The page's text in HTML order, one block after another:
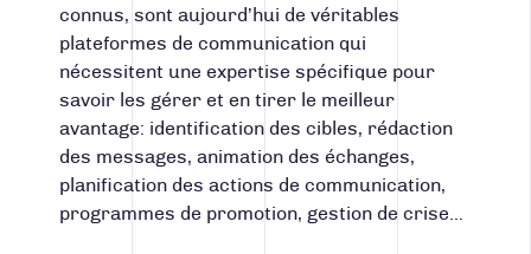
connus, sont aujourd’hui de véritables
plateformes de communication qui
nécessitent une expertise spécifique pour
savoir les gérer et en tirer le meilleur
avantage: identification des cibles, rédaction
des messages, animation des échanges,
planification des actions de communication,
programmes de promotion, gestion de crise…